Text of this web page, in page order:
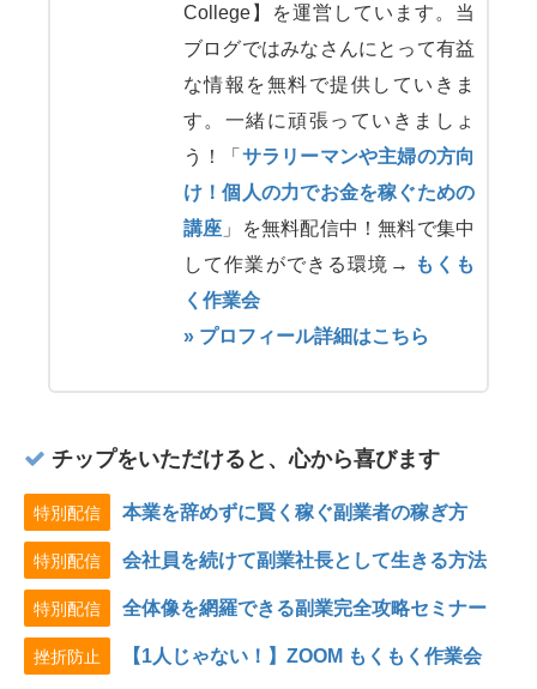
College】を運営しています。当
ブログではみなさんにとって有益
な情報を無料で提供していきま
す。一緒に頑張っていきましょ
う！「 サラリーマンや主婦の方向
け！個人の力でお金を稼ぐための
講座 」を無料配信中！無料で集中
して作業ができる環境→
もくも
く作業会
» プロフィール詳細はこちら
チップをいただけると、心から喜びます
特別配信 本業を辞めずに賢く稼ぐ副業者の稼ぎ方
特別配信 会社員を続けて副業社長として生きる方法
特別配信 全体像を網羅できる副業完全攻略セミナー
挫折防止 【1人じゃない！】ZOOM もくもく作業会